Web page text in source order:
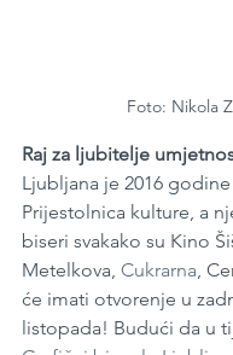
Foto: Nikola
Raj za ljubitelje
Ljubljana je 2016
Prijestolnica kulture, a
biseri svakako su Kino
Metelkova, Cukrarna,
će imati otvorenje u
listopada! Budući da u